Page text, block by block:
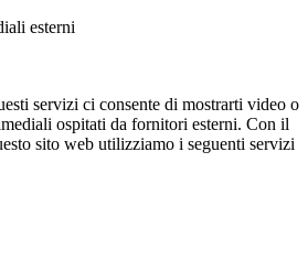
esterni
servizi ci consente di mostrarti video o
ospitati da fornitori esterni. Con il
sito web utilizziamo i seguenti servizi